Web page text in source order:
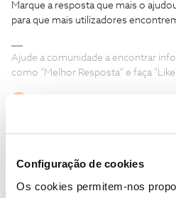
Configuração de cookies
Os cookies permitem-nos
Marque a resposta que mais o
para que mais utilizadores
Ajude a comunidade a encontrar
como "Melhor Resposta" e faça
A Ana_filipa_679